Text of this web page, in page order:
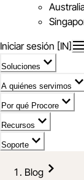
Iniciar sesión [IN]
Soluciones
A quiénes servimos
Por qué Procore
Recursos
Soporte
Blog